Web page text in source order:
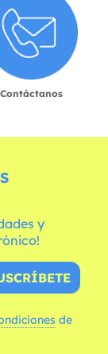
Contáctanos
y